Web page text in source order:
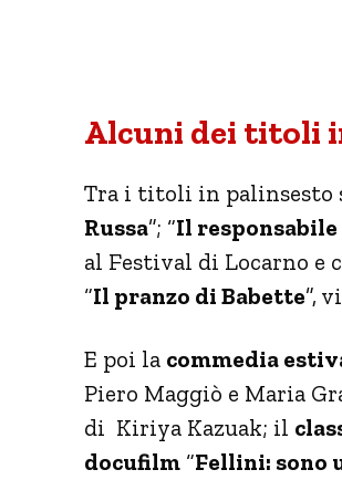
Alcuni dei titoli
Tra i titoli in palinsesto
Russa”; “Il
al Festival di Locarno e
“Il pranzo di Babette”,
E poi la commedia
Piero Maggiò e Maria
di Kiriya Kazuak; il
docufilm “Fellini: sono